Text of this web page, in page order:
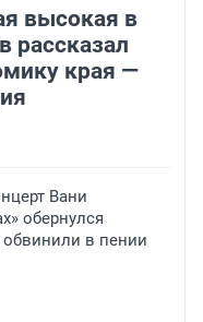
высокая в
рассказал
края —
Вани
обернулся
обвинили в пении